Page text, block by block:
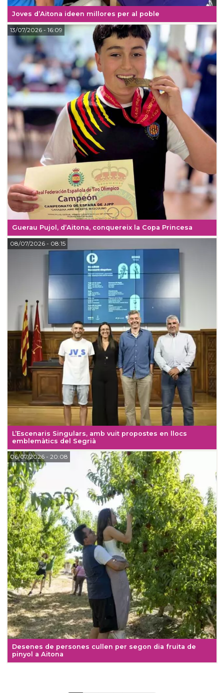
Joves d’Aitona ideen millores per al poble
Guerau Pujol, d’Aitona, conquereix la Copa Princesa
13/07/2026- 16:09
L’Escenaris Singulars, amb vuit propostes en llocs
emblemàtics del Segrià
08/07/2026- 08:15
Desenes de persones cullen per segon dia fruita de
pinyol a Aitona
06/07/2026- 20:08